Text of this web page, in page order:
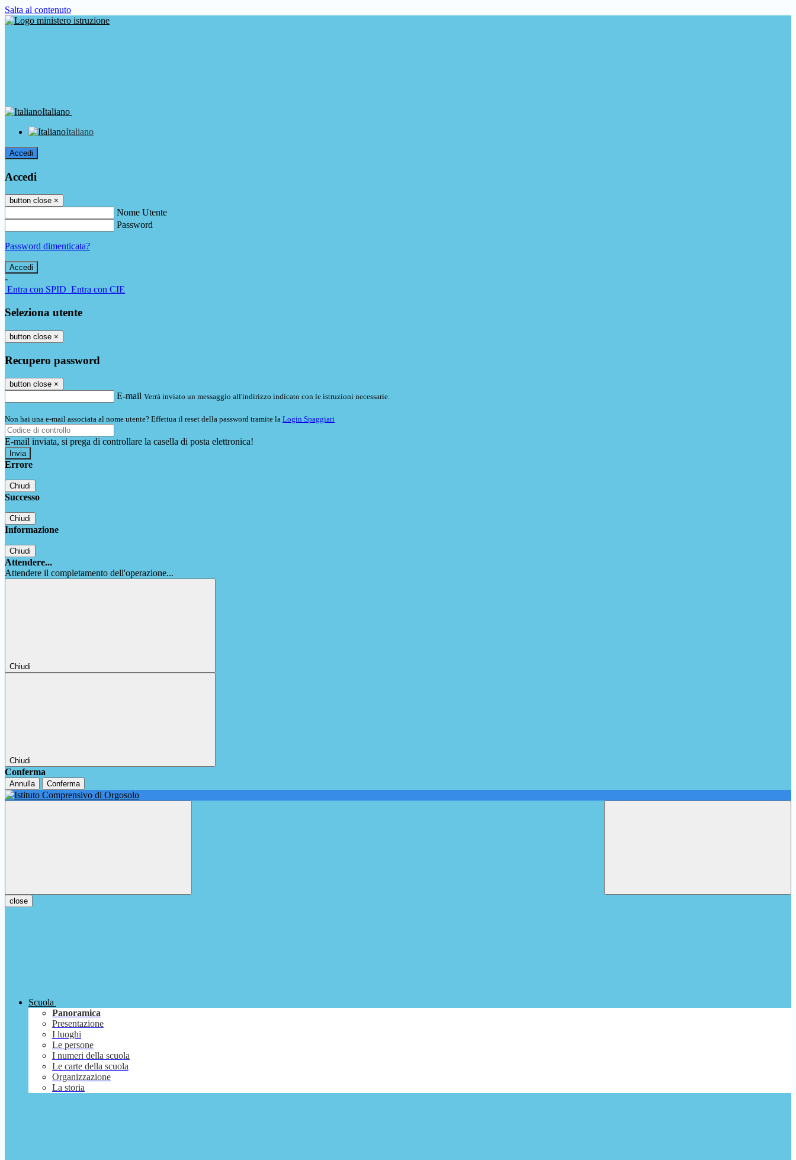
Salta al contenuto
Italiano
Italiano
Accedi
Accedi
button close ×
Nome Utente
Password
Password dimenticata?
-
Entra con SPID Entra con CIE
Seleziona utente
button close ×
Recupero password
button close ×
E-mail Verrà inviato un messaggio all'indirizzo indicato con le istruzioni necessarie.
Non hai una e-mail associata al nome utente? Effettua il reset della password tramite la Login Spaggiari
E-mail inviata, si prega di controllare la casella di posta elettronica!
Errore
Chiudi
Successo
Chiudi
Informazione
Chiudi
Attendere...
Attendere il completamento dell'operazione...
Chiudi
Chiudi
Conferma
Annulla Conferma
close
Scuola
Panoramica
Presentazione
I luoghi
Le persone
I numeri della scuola
Le carte della scuola
Organizzazione
La storia